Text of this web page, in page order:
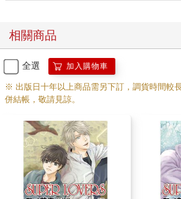
相關商品
全選 加入購物車
※ 出版日十年以上商品需另下訂，調貨時間較
併結帳，敬請見諒。